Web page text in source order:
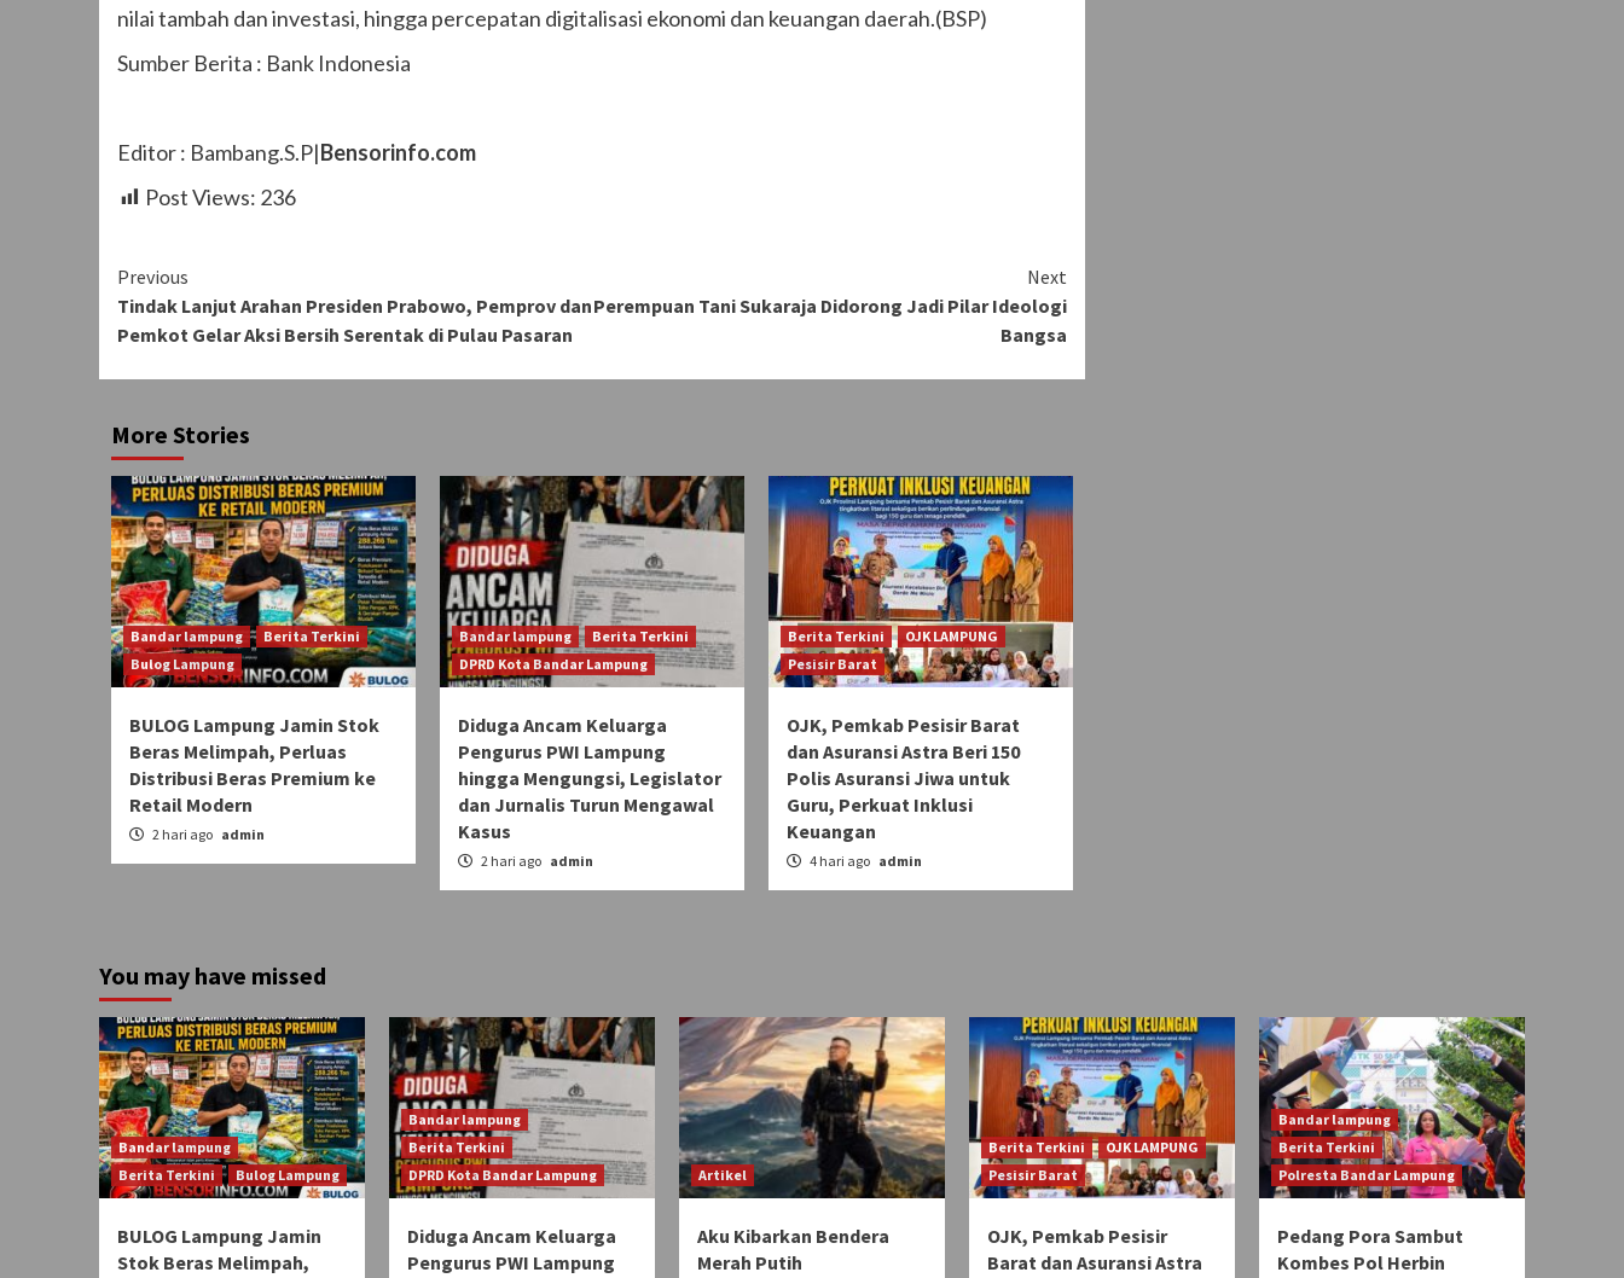
nilai tambah dan investasi, hingga percepatan digitalisasi ekonomi dan keuangan daerah.(BSP)
Sumber Berita : Bank Indonesia
Editor : Bambang.S.P|Bensorinfo.com
Post Views: 236
Continue
Reading
Previous
Tindak Lanjut Arahan Presiden Prabowo, Pemprov dan
Pemkot Gelar Aksi Bersih Serentak di Pulau Pasaran
Next
Perempuan Tani Sukaraja Didorong Jadi Pilar Ideologi
Bangsa
More Stories
Bandar lampung
Berita Terkini
Bulog Lampung
BULOG Lampung Jamin Stok
Beras Melimpah, Perluas
Distribusi Beras Premium ke
Retail Modern
2 hari ago admin
Bandar lampung
Berita Terkini
DPRD Kota Bandar Lampung
Diduga Ancam Keluarga
Pengurus PWI Lampung
hingga Mengungsi, Legislator
dan Jurnalis Turun Mengawal
Kasus
2 hari ago admin
Berita Terkini
OJK LAMPUNG
Pesisir Barat
OJK, Pemkab Pesisir Barat
dan Asuransi Astra Beri 150
Polis Asuransi Jiwa untuk
Guru, Perkuat Inklusi
Keuangan
4 hari ago admin
You may have missed
Bandar lampung
Berita Terkini
Bulog Lampung
BULOG Lampung Jamin
Stok Beras Melimpah,
Bandar lampung
Berita Terkini
DPRD Kota Bandar Lampung
Diduga Ancam Keluarga
Pengurus PWI Lampung
Artikel
Aku Kibarkan Bendera
Merah Putih
Berita Terkini
OJK LAMPUNG
Pesisir Barat
OJK, Pemkab Pesisir
Barat dan Asuransi Astra
Bandar lampung
Berita Terkini
Polresta Bandar Lampung
Pedang Pora Sambut
Kombes Pol Herbin